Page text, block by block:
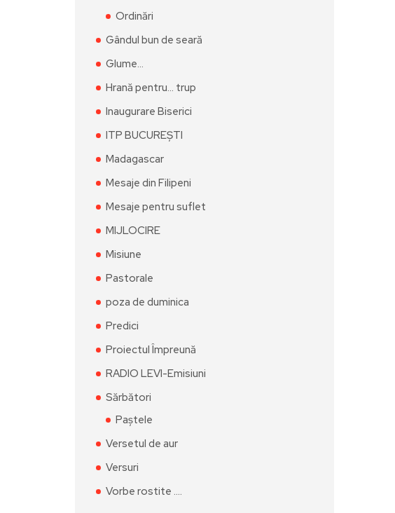
Ordinări
Gândul bun de seară
Glume…
Hrană pentru… trup
Inaugurare Biserici
ITP BUCUREȘTI
Madagascar
Mesaje din Filipeni
Mesaje pentru suflet
MIJLOCIRE
Misiune
Pastorale
poza de duminica
Predici
Proiectul Împreună
RADIO LEVI-Emisiuni
Sărbători
Paștele
Versetul de aur
Versuri
Vorbe rostite ….